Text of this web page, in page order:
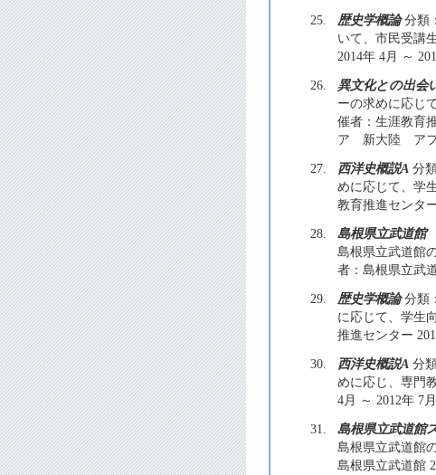
25.
歴史学概論分類
いて、市民受講
2014年 4月 ～
26.
異文化との出会
ーの求めに応じ
催者：生涯教育
ア 新大陸 アフ
27.
西洋史概説A 分
めに応じて、学
教育推進センタ
28.
島根県立武道
島根県立武道館
者：島根県立武
29.
歴史学概論分類
に応じて、学生
推進センター
30.
西洋史概説A 分
めに応じ、専門
4月 ～ 2012年 7月
31.
島根県立武道館
島根県立武道館
島根県立武道館